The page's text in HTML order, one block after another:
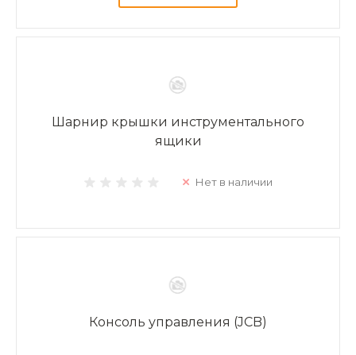
Шарнир крышки инструментального
ящики
Нет в наличии
Консоль управления (JCB)